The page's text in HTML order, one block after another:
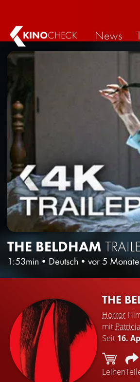
KINOCHECK News
THE BELDHAM
1:53min • Deutsch • vor 5
THE
Horror
mit
Seit 16.
Leihen